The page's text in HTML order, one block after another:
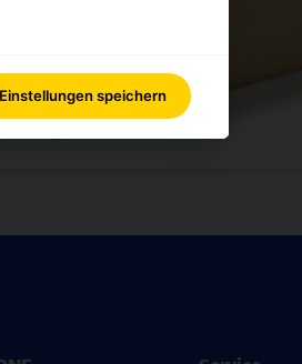
Einstellungen speichern